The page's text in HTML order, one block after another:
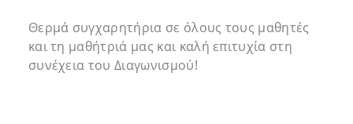
Θερμά συγχαρητήρια σε όλους τους μαθητές
και τη μαθήτριά μας και καλή επιτυχία στη
συνέχεια του Διαγωνισμού!